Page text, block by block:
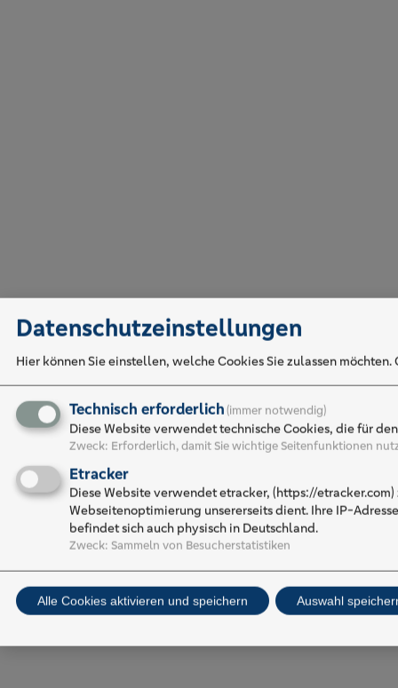
Datenschutzeinstellungen
Hier können Sie einstellen, welche Cookies Sie zulassen
Technisch erforderlich (immer notwendig)
Diese Website verwendet technische Cookies, die für
Zweck: Erforderlich, damit Sie wichtige Seitenfunktionen
Etracker
Diese Website verwendet etracker, (https://
Webseitenoptimierung unsererseits dient. Ihre IP-
befindet sich auch physisch in Deutschland.
Zweck: Sammeln von Besucherstatistiken
Alle Cookies aktivieren und speichern Auswahl